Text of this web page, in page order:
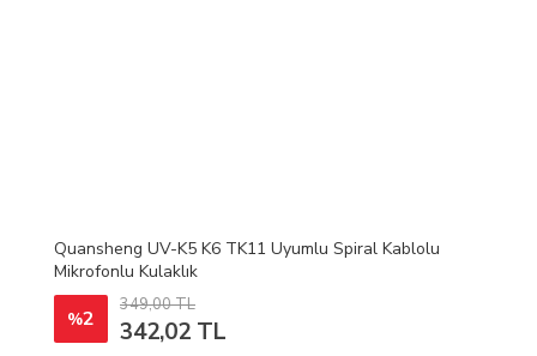
Quansheng UV-K5 K6 TK11 Uyumlu Spiral Kablolu
Mikrofonlu Kulaklık
%2
349,00 TL
342,02 TL